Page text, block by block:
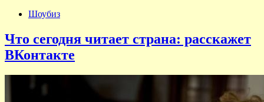
Шоубиз
Что сегодня читает страна: расскажет
ВКонтакте